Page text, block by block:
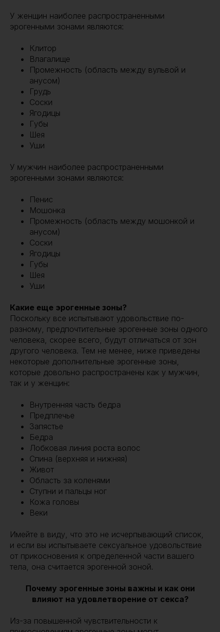
У женщин наиболее распространенными
эрогенными зонами являются:
Клитор
Влагалище
Промежность (область между вульвой и
анусом)
Грудь
Соски
Ягодицы
Губы
Шея
Уши
У мужчин наиболее распространенными
эрогенными зонами являются:
Пенис
Мошонка
Промежность (область между мошонкой и
анусом)
Соски
Ягодицы
Губы
Шея
Уши
Какие еще эрогенные зоны?
Поскольку все испытывают удовольствие по-
разному, предпочтительные эрогенные зоны одного
человека, скорее всего, будут отличаться от зон
другого человека. Тем не менее, ниже приведены
некоторые дополнительные эрогенные зоны,
которые довольно распространены как у мужчин,
так и у женщин:
Внутренняя часть бедра
Предплечье
Запястье
Бедра
Лобковая линия роста волос
Спина (верхняя и нижняя)
Живот
Область за коленями
Ступни и пальцы ног
Кожа головы
Веки
Имейте в виду, что это не исчерпывающий список,
и если вы испытываете сексуальное удовольствие
от прикосновения к определенной части вашего
тела, она считается эрогенной зоной.
Почему эрогенные зоны важны и как они
влияют на удовлетворение от секса?
Из-за повышенной чувствительности к